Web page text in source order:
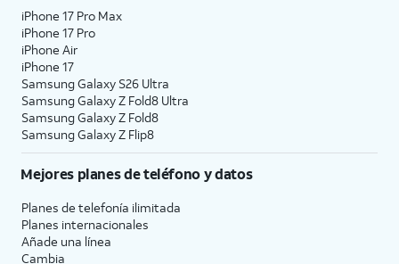
iPhone 17 Pro Max
iPhone 17 Pro
iPhone Air
iPhone 17
Samsung Galaxy S26 Ultra
Samsung Galaxy Z Fold8 Ultra
Samsung Galaxy Z Fold8
Samsung Galaxy Z Flip8
Mejores planes de teléfono y datos
Planes de telefonía ilimitada
Planes internacionales
Añade una línea
Cambia